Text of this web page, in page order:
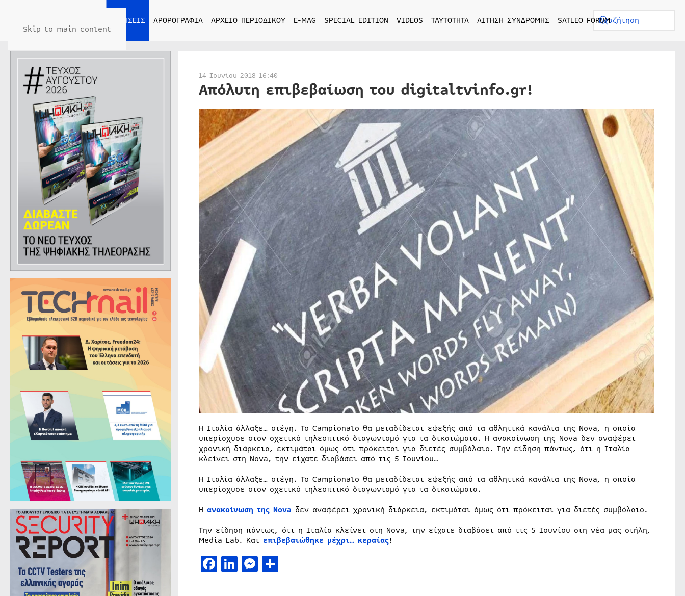
Skip to main content
ΕΙΔΗΣΕΙΣ ΑΡΘΡΟΓΡΑΦΙΑ ΑΡΧΕΙΟ ΠΕΡΙΟΔΙΚΟΥ E-MAG SPECIAL EDITION VIDEOS ΤΑΥΤΟΤΗΤΑ ΑΙΤΗΣΗ ΣΥΝΔΡΟΜΗΣ SATLEO FORUM
14 Ιουνίου 2018 16:40
Απόλυτη επιβεβαίωση του digitaltvinfo.gr!
Η Ιταλία άλλαξε… στέγη. Το Campionato θα μεταδίδεται εφεξής από τα αθλητικά κανάλια της Nova, η οποία
υπερίσχυσε στον σχετικό τηλεοπτικό διαγωνισμό για τα δικαιώματα. Η ανακοίνωση της Nova δεν αναφέρει
χρονική διάρκεια, εκτιμάται όμως ότι πρόκειται για διετές συμβόλαιο. Την είδηση πάντως, ότι η Ιταλία
κλείνει στη Nova, την είχατε διαβάσει από τις 5 Ιουνίου…
Η Ιταλία άλλαξε… στέγη. Το Campionato θα μεταδίδεται εφεξής από τα αθλητικά κανάλια της Nova, η οποία
υπερίσχυσε στον σχετικό τηλεοπτικό διαγωνισμό για τα δικαιώματα.
Η ανακοίνωση της Nova δεν αναφέρει χρονική διάρκεια, εκτιμάται όμως ότι πρόκειται για διετές συμβόλαιο.
Την είδηση πάντως, ότι η Ιταλία κλείνει στη Nova, την είχατε διαβάσει από τις 5 Ιουνίου στη νέα μας στήλη,
Media Lab. Και επιβεβαιώθηκε μέχρι… κεραίας!
Facebook
LinkedIn
Messenger
Μοιραστείτε